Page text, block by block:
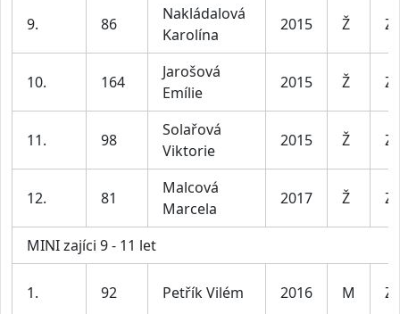
9. 86
Nakládalová
Karolína
2015 Ž
10. 164
Jarošová
Emílie
2015 Ž
11. 98
Solařová
Viktorie
2015 Ž
12. 81
Malcová
Marcela
2017 Ž
MINI zajíci 9 - 11 let
1. 92 Petřík Vilém 2016 M